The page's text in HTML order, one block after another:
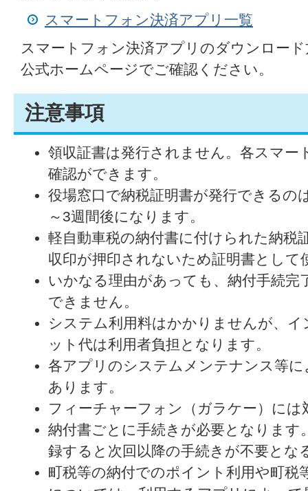
スマートフォン決済アプリ一覧
スマートフォン決済アプリのダウンロー
公式ホームページでご確認ください。
注意事項
領収証書は発行されません。各スマー
確認ができます。
役場窓口で納税証明書が発行できるの
～3週間後になります。
軽自動車税の納付書に付けられた納税
収印が押印されないため証明書として
いかなる理由があっても、納付手続完
できません。
システム利用料はかかりませんが、
ット代は利用者負担となります。
各アプリのシステムメンテナンス等
あります。
フィーチャーフォン（ガラケー）には
納付書ごとに手続きが必要となります
録すると次回以降の手続きが不要とな
町税等の納付でのポイント利用や町税